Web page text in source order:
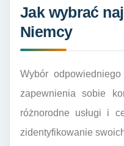
Jak wybrać
Niemcy
Wybór
zapewnienia sobie
różnorodne usługi i
zidentyfikowanie